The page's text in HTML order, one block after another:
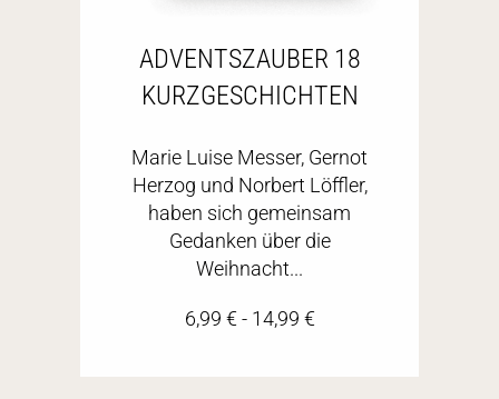
ADVENTSZAUBER 18
KURZGESCHICHTEN
Marie Luise Messer, Gernot
Herzog und Norbert Löffler,
haben sich gemeinsam
Gedanken über die
Weihnacht...
6,99 € - 14,99 €